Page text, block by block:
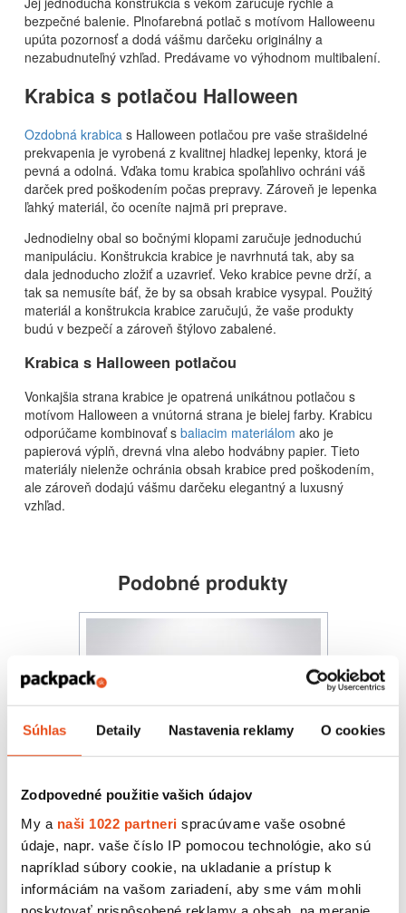
Súhlas Detaily Nastavenia reklamy O cookies
Zodpovedné použitie vašich údajov
My a naši 1022 partneri spracúvame vaše osobné
údaje, napr. vaše číslo IP pomocou technológie, ako sú
napríklad súbory cookie, na ukladanie a prístup k
informáciám na vašom zariadení, aby sme vám mohli
bezpečné balenie. Plnofarebná potlač s motívom Halloweenu
upúta pozornosť a dodá vášmu darčeku originálny a
nezabudnuteľný vzhľad. Predávame vo výhodnom multibalení.
Krabica s potlačou Halloween
Ozdobná krabica s Halloween potlačou pre vaše strašidelné
prekvapenia je vyrobená z kvalitnej hladkej lepenky, ktorá je
pevná a odolná. Vďaka tomu krabica spoľahlivo ochráni váš
darček pred poškodením počas prepravy. Zároveň je lepenka
ľahký materiál, čo oceníte najmä pri preprave.
Jednodielny obal so bočnými klopami zaručuje jednoduchú
manipuláciu. Konštrukcia krabice je navrhnutá tak, aby sa
dala jednoducho zložiť a uzavrieť. Veko krabice pevne drží, a
tak sa nemusíte báť, že by sa obsah krabice vysypal. Použitý
materiál a konštrukcia krabice zaručujú, že vaše produkty
budú v bezpečí a zároveň štýlovo zabalené.
Krabica s Halloween potlačou
Vonkajšia strana krabice je opatrená unikátnou potlačou s
motívom Halloween a vnútorná strana je bielej farby. Krabicu
odporúčame kombinovať s baliacim materiálom ako je
papierová výplň, drevná vlna alebo hodvábny papier. Tieto
materiály nielenže ochránia obsah krabice pred poškodením,
ale zároveň dodajú vášmu darčeku elegantný a luxusný
vzhľad.
Podobné produkty
Krabička s okienkom 250x250x70